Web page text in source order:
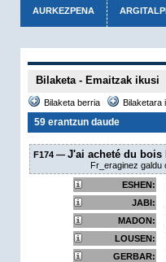
AURKEZPENA
Bilaketa - Emaitzak ikusi
Bilaketa berria Bilaketara
59 erantzun daude
F174 — J'ai acheté du bois
Fr_eraginez galdu
ESHEN:
JABI:
MADON:
LOUSEN:
GERBAR: